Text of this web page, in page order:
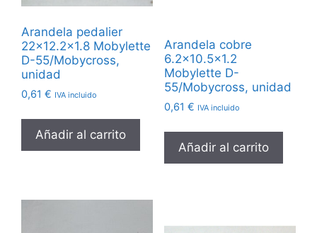
Arandela pedalier
22×12.2×1.8 Mobylette
D-55/Mobycross,
unidad
0,61 € IVA incluido
Añadir al carrito
Arandela cobre
6.2×10.5×1.2
Mobylette D-
55/Mobycross, unidad
0,61 € IVA incluido
Añadir al carrito